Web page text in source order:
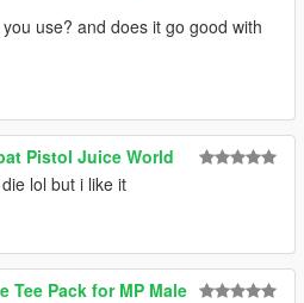
use? and does it go good with
Pistol Juice World
lol but i like it
Tee Pack for MP Male